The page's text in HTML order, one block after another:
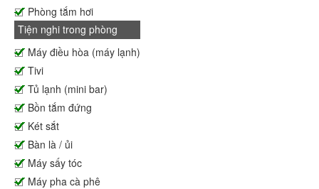
Phòng tắm hơi
Tiện nghi trong phòng
Máy điều hòa (máy lạnh)
Tivi
Tủ lạnh (mini bar)
Bồn tắm đứng
Két sắt
Bàn là / ủi
Máy sấy tóc
Máy pha cà phê